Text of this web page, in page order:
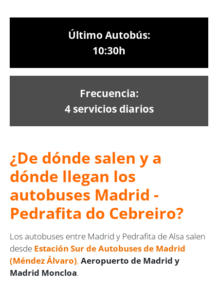
Último Autobús:
10:30h
Frecuencia:
4 servicios diarios
¿De dónde salen y a
dónde llegan los
autobuses Madrid -
Pedrafita do Cebreiro?
Los autobuses entre Madrid y Pedrafita de Alsa salen
desde Estación Sur de Autobuses de Madrid
(Méndez Álvaro), Aeropuerto de Madrid y
Madrid Moncloa.